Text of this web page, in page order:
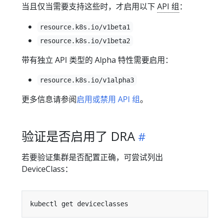
当且仅当需要支持这些时，才启用以下API 组 ：
resource.k8s.io/v1beta1
resource.k8s.io/v1beta2
带有独立 API 类型的 Alpha 特性需要启用：
resource.k8s.io/v1alpha3
更多信息请参阅启用或禁用 API 组。
验证是否启用了 DRA
若要验证集群是否配置正确，可尝试列出
DeviceClass：